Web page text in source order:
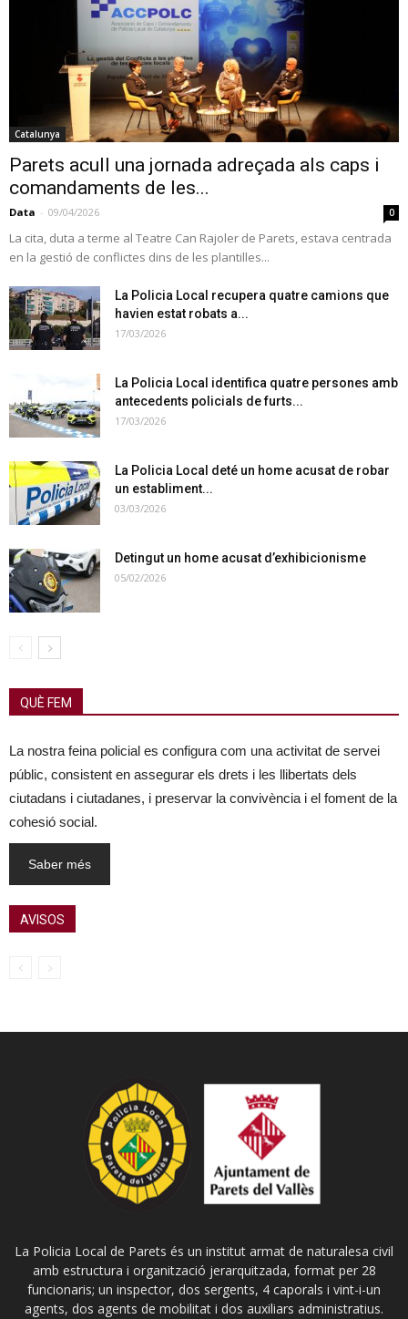
Catalunya
Parets acull una jornada adreçada als caps i
comandaments de les...
Data - 09/04/2026 0
La cita, duta a terme al Teatre Can Rajoler de Parets, estava centrada
en la gestió de conflictes dins de les plantilles...
La Policia Local recupera quatre camions que
havien estat robats a...
17/03/2026
La Policia Local identifica quatre persones amb
antecedents policials de furts...
17/03/2026
La Policia Local deté un home acusat de robar
un establiment...
03/03/2026
Detingut un home acusat d’exhibicionisme
05/02/2026
QUÈ FEM
La nostra feina policial es configura com una activitat de servei
públic, consistent en assegurar els drets i les llibertats dels
ciutadans i ciutadanes, i preservar la convivència i el foment de la
cohesió social.
Saber més
AVISOS
La Policia Local de Parets és un institut armat de naturalesa civil
amb estructura i organització jerarquitzada, format per 28
funcionaris; un inspector, dos sergents, 4 caporals i vint-i-un
agents, dos agents de mobilitat i dos auxiliars administratius.